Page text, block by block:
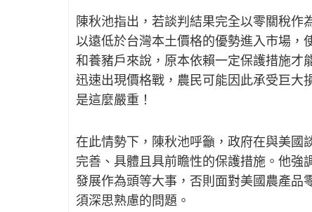
陳秋池指出，若談判結果完全以零關稅
以遠低於台灣本土價格的優勢進入市場，
和養豬戶來說，原本依賴一定保護措施才
迅速出現價格戰，農民可能因此承受巨大
是這麼嚴重！
在此情勢下，陳秋池呼籲，政府在與美國
完善、具體且具前瞻性的保護措施。他強
發展作為頭等大事，否則面對美國農產品
須深思熟慮的問題。